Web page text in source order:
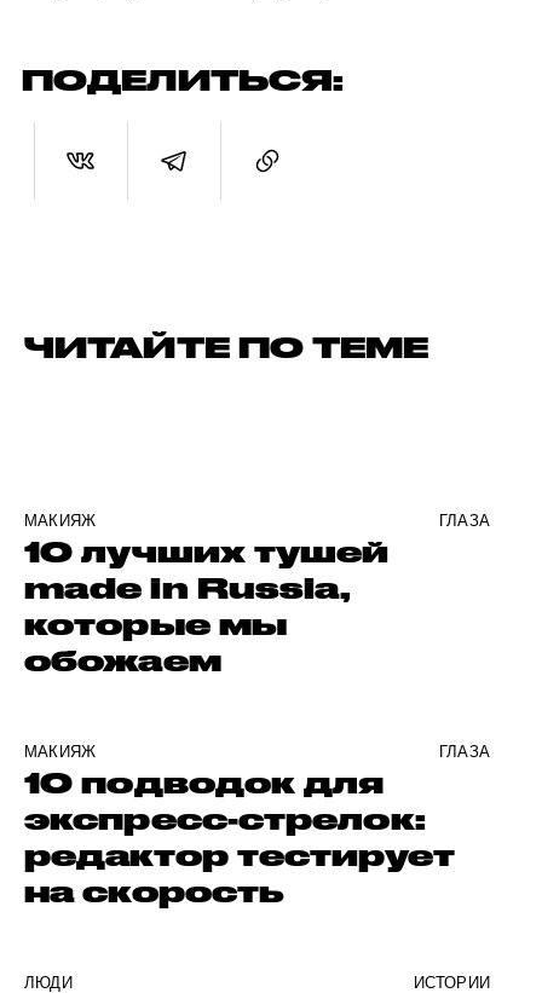
ПОДЕЛИТЬСЯ:
ЧИТАЙТЕ ПО ТЕМЕ
МАКИЯЖ ГЛАЗА
10 лучших тушей
made in Russia,
которые мы
обожаем
МАКИЯЖ ГЛАЗА
10 подводок для
экспресс-стрелок:
редактор тестирует
на скорость
ЛЮДИ ИСТОРИИ